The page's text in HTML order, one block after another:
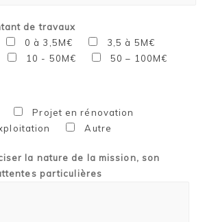
de travaux
0 à 3,5M€
3,5 à 5M€
10 - 50M€
50 – 100M€
Projet en rénovation
Autre
la nature de la mission, son
particulières